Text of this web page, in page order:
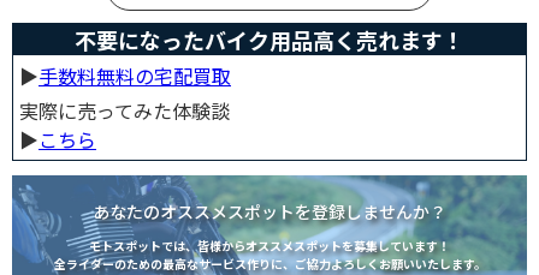
不要になったバイク用品高く売れます！
▶︎手数料無料の宅配買取
実際に売ってみた体験談
▶︎こちら
あなたのオススメスポットを登録しませんか？
モトスポットでは、皆様からオススメスポットを募集しています！
全ライダーのための最高なサービス作りに、ご協力よろしくお願いいたします。